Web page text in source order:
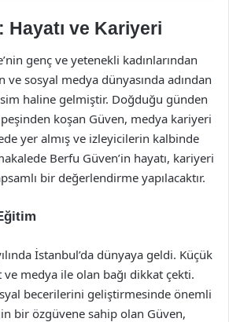
Hayatı ve Kariyeri
genç ve yetenekli kadınlarından
sosyal medya dünyasında adından
haline gelmiştir. Doğduğu günden
koşan Güven, medya kariyeri
yer almış ve izleyicilerin kalbinde
Berfu Güven’in hayatı, kariyeri
bir değerlendirme yapılacaktır.
İstanbul’da dünyaya geldi. Küçük
medya ile olan bağı dikkat çekti.
becerilerini geliştirmesinde önemli
bir özgüvene sahip olan Güven,